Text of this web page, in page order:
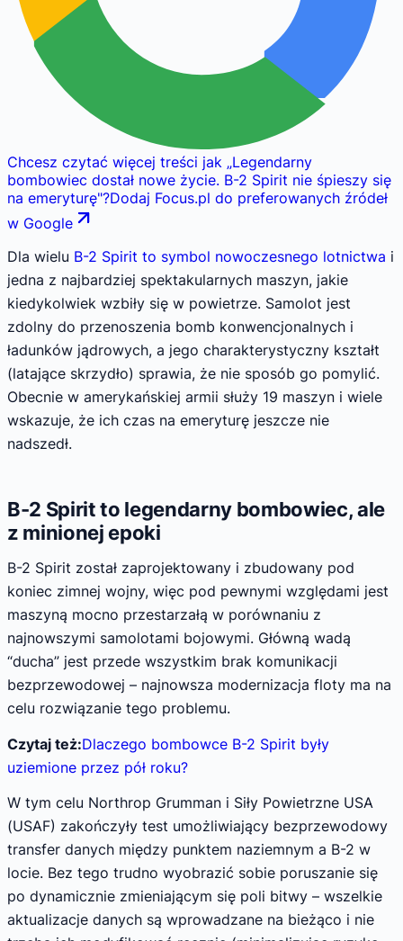
Chcesz czytać więcej treści jak „Legendarny
bombowiec dostał nowe życie. B-2 Spirit nie śpieszy się
na emeryturę"?Dodaj Focus.pl do preferowanych źródeł
w Google
Dla wielu B-2 Spirit to symbol nowoczesnego lotnictwa i
jedna z najbardziej spektakularnych maszyn, jakie
kiedykolwiek wzbiły się w powietrze. Samolot jest
zdolny do przenoszenia bomb konwencjonalnych i
ładunków jądrowych, a jego charakterystyczny kształt
(latające skrzydło) sprawia, że nie sposób go pomylić.
Obecnie w amerykańskiej armii służy 19 maszyn i wiele
wskazuje, że ich czas na emeryturę jeszcze nie
nadszedł.
B-2 Spirit to legendarny bombowiec, ale
z minionej epoki
B-2 Spirit został zaprojektowany i zbudowany pod
koniec zimnej wojny, więc pod pewnymi względami jest
maszyną mocno przestarzałą w porównaniu z
najnowszymi samolotami bojowymi. Główną wadą
“ducha” jest przede wszystkim brak komunikacji
bezprzewodowej – najnowsza modernizacja floty ma na
celu rozwiązanie tego problemu.
Czytaj też:Dlaczego bombowce B-2 Spirit były
uziemione przez pół roku?
W tym celu Northrop Grumman i Siły Powietrzne USA
(USAF) zakończyły test umożliwiający bezprzewodowy
transfer danych między punktem naziemnym a B-2 w
locie. Bez tego trudno wyobrazić sobie poruszanie się
po dynamicznie zmieniającym się poli bitwy – wszelkie
aktualizacje danych są wprowadzane na bieżąco i nie